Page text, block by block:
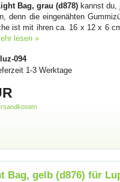
Bag, grau (d878) kannst du,
denn die eingenähten
ist mit ihren ca. 16 x 12 x 6
lesen »
luz-094
1-3 Werktage
Bag, gelb (d876) für